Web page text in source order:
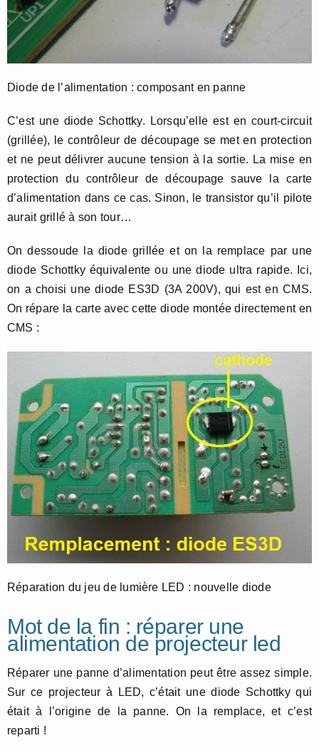
Diode de l’alimentation : composant en panne
C’est une diode Schottky. Lorsqu’elle est en court-circuit
(grillée), le contrôleur de découpage se met en protection
et ne peut délivrer aucune tension à la sortie. La mise en
protection du contrôleur de découpage sauve la carte
d’alimentation dans ce cas. Sinon, le transistor qu’il pilote
aurait grillé à son tour…
On dessoude la diode grillée et on la remplace par une
diode Schottky équivalente ou une diode ultra rapide. Ici,
on a choisi une diode ES3D (3A 200V), qui est en CMS.
On répare la carte avec cette diode montée directement en
CMS :
Réparation du jeu de lumière LED : nouvelle diode
Mot de la fin : réparer une
alimentation de projecteur led
Réparer une panne d’alimentation peut être assez simple.
Sur ce projecteur à LED, c’était une diode Schottky qui
était à l’origine de la panne. On la remplace, et c’est
reparti !